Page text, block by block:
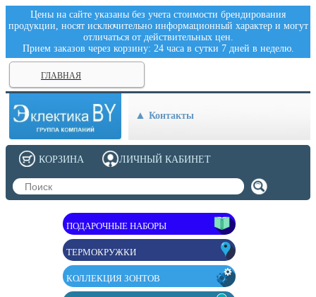
Цены на сайте указаны без учета стоимости брендирования
продукции, носят исключительно информационный характер и могут
отличаться от действительных цен.
Прием заказов через корзину: 24 часа в сутки 7 дней в неделю.
ГЛАВНАЯ
Контакты
ПОДАРОЧНЫЕ НАБОРЫ
ТЕРМОКРУЖКИ
КОЛЛЕКЦИЯ ЗОНТОВ
ЛИЧНЫЙ КАБИНЕТ
КОРЗИНА